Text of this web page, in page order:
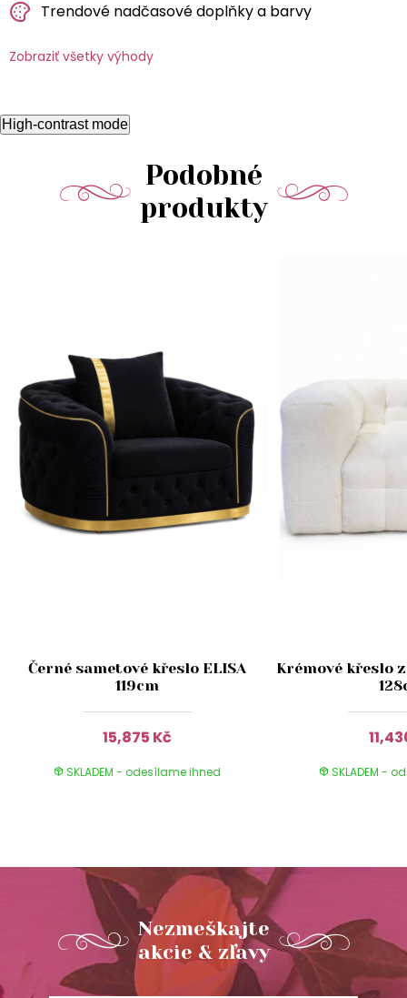
Trendové nadčasové doplňky a barvy
Zobraziť všetky výhody
High-contrast mode
Podobné
produkty
Černé sametové křeslo ELISA
119cm
15,875 Kč
SKLADEM - odesílame ihned
Krémové křeslo
SKLADEM -
Nezmeškajte
akcie & zľavy